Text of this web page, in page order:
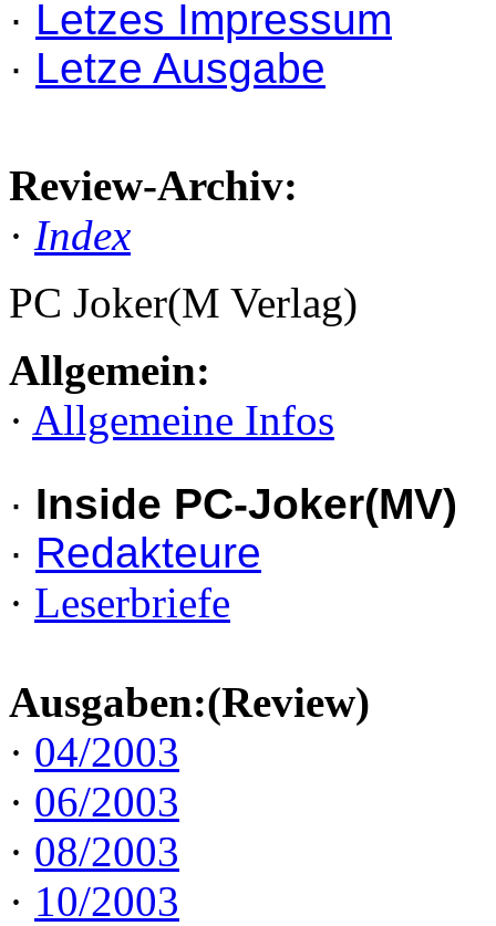
· Letzes Impressum
· Letze Ausgabe
Review-Archiv:
· Index
PC Joker(M Verlag)
Allgemein:
· Allgemeine Infos
· Inside PC-Joker(MV)
· Redakteure
· Leserbriefe
Ausgaben:(Review)
· 04/2003
· 06/2003
· 08/2003
· 10/2003